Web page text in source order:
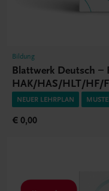
Bildung
Blattwerk Deutsch –
HAK/HAS/HLT/HF/
NEUER LEHRPLAN
€ 0,00